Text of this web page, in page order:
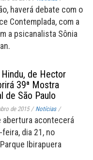
haverá debate com o
Contemplada, com a
a psicanalista Sônia
de Hector
39ª Mostra
de São Paulo
de 2015 / Notícias /
abertura acontecerá
dia 21, no
Ibirapuera